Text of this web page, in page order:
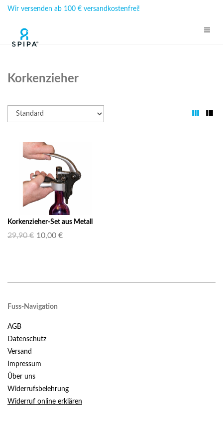
Wir versenden ab 100 € versandkostenfrei!
Korkenzieher
Korkenzieher-Set aus Metall
29,90 € 10,00 €
Fuss-Navigation
AGB
Datenschutz
Versand
Impressum
Über uns
Widerrufsbelehrung
Widerruf online erklären